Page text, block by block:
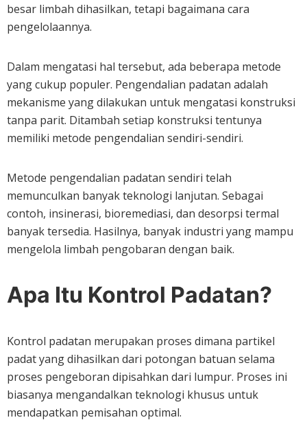
besar limbah dihasilkan, tetapi bagaimana cara
pengelolaannya.
Dalam mengatasi hal tersebut, ada beberapa metode
yang cukup populer. Pengendalian padatan adalah
mekanisme yang dilakukan untuk mengatasi konstruksi
tanpa parit. Ditambah setiap konstruksi tentunya
memiliki metode pengendalian sendiri-sendiri.
Metode pengendalian padatan sendiri telah
memunculkan banyak teknologi lanjutan. Sebagai
contoh, insinerasi, bioremediasi, dan desorpsi termal
banyak tersedia. Hasilnya, banyak industri yang mampu
mengelola limbah pengobaran dengan baik.
Apa Itu Kontrol Padatan?
Kontrol padatan merupakan proses dimana partikel
padat yang dihasilkan dari potongan batuan selama
proses pengeboran dipisahkan dari lumpur. Proses ini
biasanya mengandalkan teknologi khusus untuk
mendapatkan pemisahan optimal.